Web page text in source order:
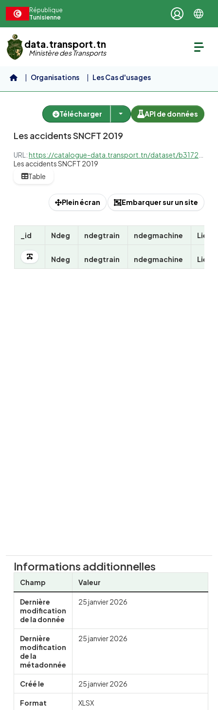
République
Tunisienne
data.transport.tn
Ministère des Transports
Organisations
Les Cas d'usages
Les accidents SNCFT 2019
Télécharger API de données
Les accidents SNCFT 2019
URL:https://catalogue-data.transport.tn/dataset/b317219e-963a-4b18-adaa-4d99833e43e2/resource/4fa47241-37ad-4b55-8ad0-3196e6f2240a/download/b317219e-963a-4b18-adaa-4d99833e43e2_c2687f88-8913-4a79-8d46-d67061439056.xlsx
Les accidents SNCFT 2019
Table
Plein écran Embarquer sur un site
Informations additionnelles
Champ Valeur
Dernière
modification
de la donnée
25 janvier 2026
Dernière
modification
de la
métadonnée
25 janvier 2026
Créé le 25 janvier 2026
Format XLSX